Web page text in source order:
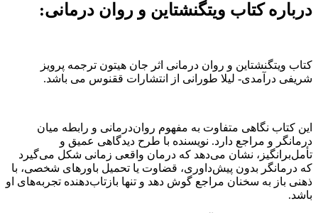
درباره کتاب ویتگنشتاین و روان درمانی:
کتاب ویتگنشتاین و روان درمانی اثر جان هیتون ترجمه پرویز
شریفی درآمدی- لیلا طورانی از انتشارات ققنوس می باشد.
این کتاب نگاهی متفاوت به مفهوم روان‌درمانی و رابطه میان
درمانگر و مراجع دارد. نویسنده با طرح دیدگاهی عمیق و
تأمل‌برانگیز، نشان می‌دهد که درمان واقعی زمانی شکل می‌گیرد
که درمانگر بدون پیش‌داوری، قضاوت یا تحمیل باورهای شخصی، با
ذهنی باز به سخنان مراجع گوش دهد و تنها بازتاب‌دهنده تجربه‌های او
باشد.